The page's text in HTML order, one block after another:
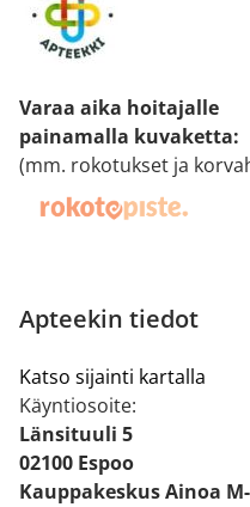
Varaa aika hoitajalle
painamalla kuvaketta:
(mm. rokotukset ja
Apteekin tiedot
Katso sijainti kartalla
Käyntiosoite:
Länsituuli 5
02100 Espoo
Kauppakeskus Ainoa